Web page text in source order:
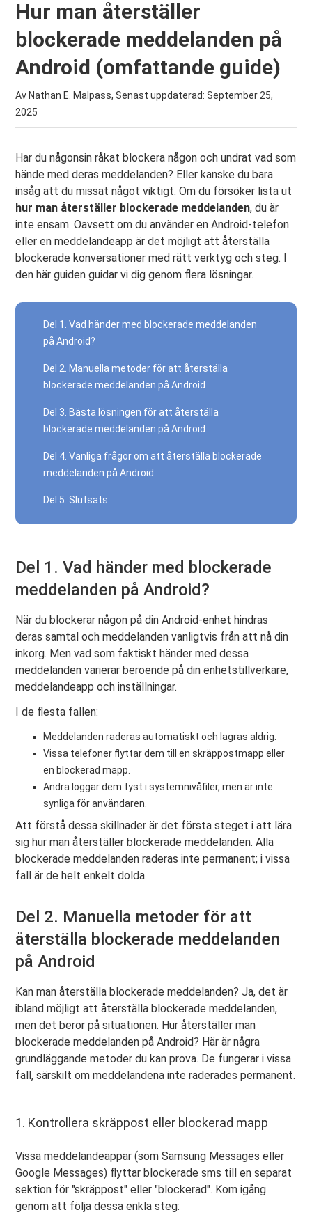
Hur man återställer
blockerade meddelanden på
Android (omfattande guide)
Av Nathan E. Malpass, Senast uppdaterad:September 25,
2025
Har du någonsin råkat blockera någon och undrat vad som
hände med deras meddelanden? Eller kanske du bara
insåg att du missat något viktigt. Om du försöker lista ut
hur man återställer blockerade meddelanden, du är
inte ensam. Oavsett om du använder en Android-telefon
eller en meddelandeapp är det möjligt att återställa
blockerade konversationer med rätt verktyg och steg. I
den här guiden guidar vi dig genom flera lösningar.
Del 1. Vad händer med blockerade meddelanden
på Android?
Del 2. Manuella metoder för att återställa
blockerade meddelanden på Android
Del 3. Bästa lösningen för att återställa
blockerade meddelanden på Android
Del 4. Vanliga frågor om att återställa blockerade
meddelanden på Android
Del 5. Slutsats
Del 1. Vad händer med blockerade
meddelanden på Android?
När du blockerar någon på din Android-enhet hindras
deras samtal och meddelanden vanligtvis från att nå din
inkorg. Men vad som faktiskt händer med dessa
meddelanden varierar beroende på din enhetstillverkare,
meddelandeapp och inställningar.
I de flesta fallen:
Meddelanden raderas automatiskt och lagras aldrig.
Vissa telefoner flyttar dem till en skräppostmapp eller
en blockerad mapp.
Andra loggar dem tyst i systemnivåfiler, men är inte
synliga för användaren.
Att förstå dessa skillnader är det första steget i att lära
sig hur man återställer blockerade meddelanden. Alla
blockerade meddelanden raderas inte permanent; i vissa
fall är de helt enkelt dolda.
Del 2. Manuella metoder för att
återställa blockerade meddelanden
på Android
Kan man återställa blockerade meddelanden? Ja, det är
ibland möjligt att återställa blockerade meddelanden,
men det beror på situationen. Hur återställer man
blockerade meddelanden på Android? Här är några
grundläggande metoder du kan prova. De fungerar i vissa
fall, särskilt om meddelandena inte raderades permanent.
1. Kontrollera skräppost eller blockerad mapp
Vissa meddelandeappar (som Samsung Messages eller
Google Messages) flyttar blockerade sms till en separat
sektion för "skräppost" eller "blockerad". Kom igång
genom att följa dessa enkla steg: